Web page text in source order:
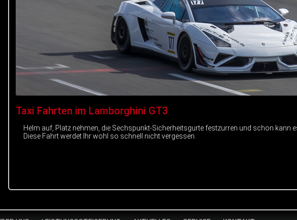
Taxi Fahrten im Lamborghini GT3
Helm auf, Platz nehmen, die Sechspunkt-Sicherheitsgurte festzurren und schon kann
Diese Fahrt werdet Ihr wohl so schnell nicht vergessen.